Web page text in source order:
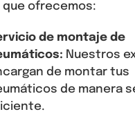
que ofrecemos:
de montaje de
Nuestros
de montar tus
de manera